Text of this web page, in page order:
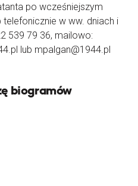
po wcześniejszym
w ww. dniach i
539 79 36, mailowo:
lub mpalgan@1944.pl
biogramów